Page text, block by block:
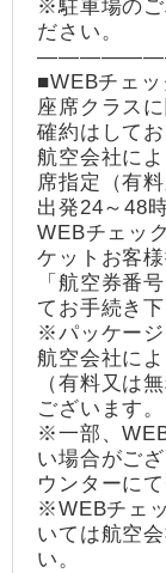
※駐車場のご
ださい。
■WEBチェ
座席クラス
確約はしてお
航空会社に
席指定（有
出発24～48
WEBチェッ
ケットお客
「航空券番
てお手続き下
※パッケージ
航空会社に
（有料又は
ございます。
※一部、
い場合がご
ウンターに
※WEBチェ
いては航空
い。